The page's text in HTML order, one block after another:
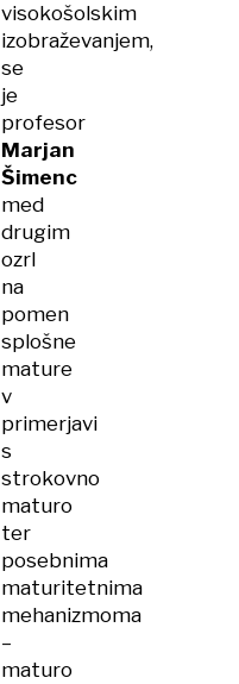
visokošolskim
izobraževanjem,
se
je
profesor
Marjan
Šimenc
med
drugim
ozrl
na
pomen
splošne
mature
v
primerjavi
s
strokovno
maturo
ter
posebnima
maturitetnima
mehanizmoma
–
maturo